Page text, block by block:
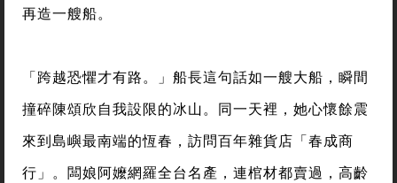
再造一艘船。
「跨越恐懼才有路。」船長這句話如一艘大船，瞬間
撞碎陳頌欣自我設限的冰山。同一天裡，她心懷餘震
來到島嶼最南端的恆春，訪問百年雜貨店「春成商
行」。闆娘阿嬤網羅全台名產，連棺材都賣過，高齡